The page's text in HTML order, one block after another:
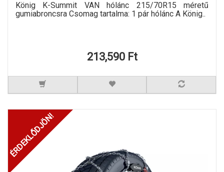
König K-Summit VAN hólánc 215/70R15 méretű
gumiabroncsra Csomag tartalma: 1 pár hólánc A König..
213,590 Ft
ÉRDEKLŐDJÖN!